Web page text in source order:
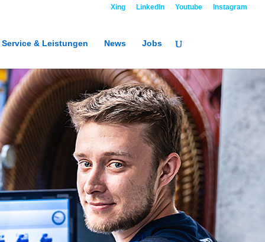
Xing LinkedIn Youtube Instagram
Service & Leistungen News Jobs